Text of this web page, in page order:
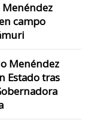
campo
Menéndez
Estado tras